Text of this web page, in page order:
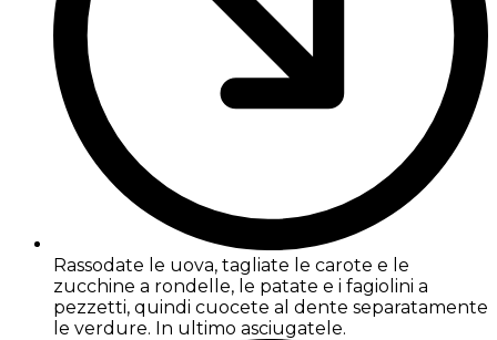
Rassodate le uova, tagliate le carote e le
zucchine a rondelle, le patate e i fagiolini a
pezzetti, quindi cuocete al dente separatamente
le verdure. In ultimo asciugatele.